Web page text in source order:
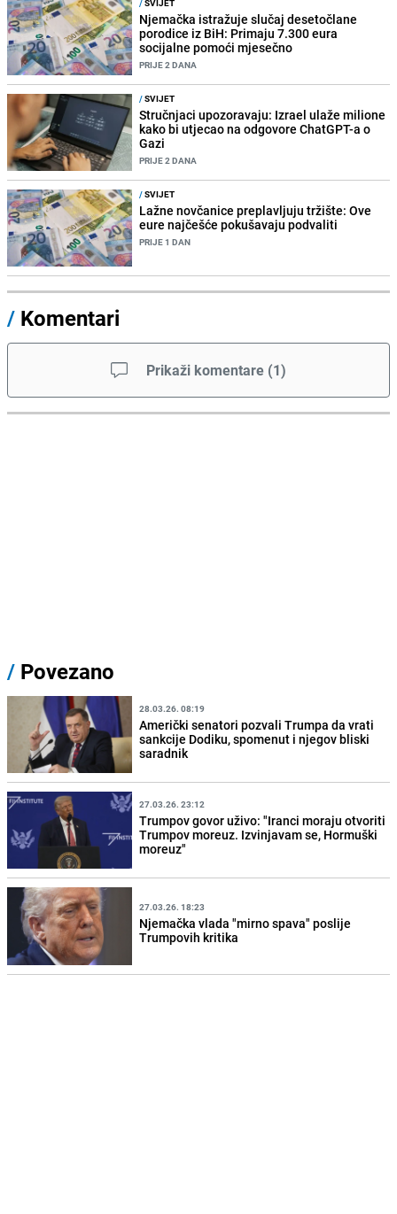
Njemačka istražuje slučaj desetočlane
porodice iz BiH: Primaju 7.300 eura
socijalne pomoći mjesečno
PRIJE 2 DANA
/SVIJET
Stručnjaci upozoravaju: Izrael ulaže milione
kako bi utjecao na odgovore ChatGPT-a o
Gazi
PRIJE 2 DANA
/SVIJET
Lažne novčanice preplavljuju tržište: Ove
eure najčešće pokušavaju podvaliti
PRIJE 1 DAN
/ Komentari
Prikaži komentare (1)
/ Povezano
28.03.26. 08:19
Američki senatori pozvali Trumpa da vrati
sankcije Dodiku, spomenut i njegov bliski
saradnik
27.03.26. 23:12
Trumpov govor uživo: "Iranci moraju otvoriti
Trumpov moreuz. Izvinjavam se, Hormuški
moreuz"
27.03.26. 18:23
Njemačka vlada "mirno spava" poslije
Trumpovih kritika